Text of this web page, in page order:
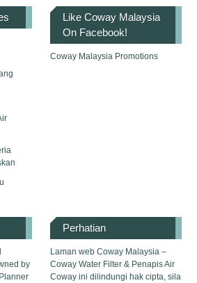
Like Coway Malaysia
On Facebook!
Coway Malaysia Promotions
by
Perhatian
Laman web Coway Malaysia –
Coway Water Filter & Penapis Air
Coway ini dilindungi hak cipta, sila